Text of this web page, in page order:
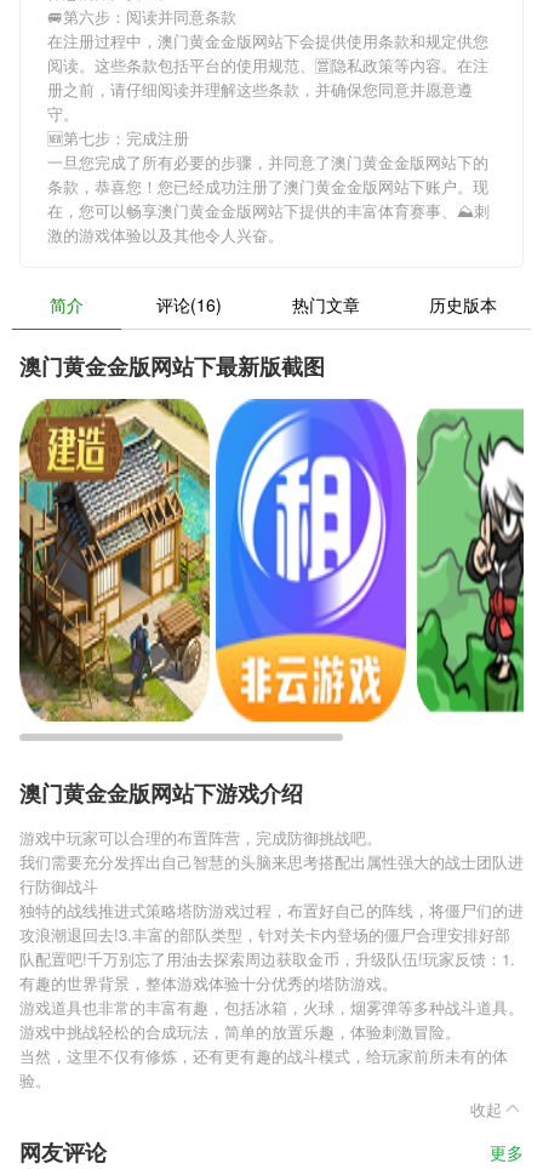
🚐第六步：阅读并同意条款
在注册过程中，澳门黄金金版网站下会提供使用条款和规定供您
阅读。这些条款包括平台的使用规范、🈺隐私政策等内容。在注
册之前，请仔细阅读并理解这些条款，并确保您同意并愿意遵
守。
🆕第七步：完成注册
一旦您完成了所有必要的步骤，并同意了澳门黄金金版网站下的
条款，恭喜您！您已经成功注册了澳门黄金金版网站下账户。现
在，您可以畅享澳门黄金金版网站下提供的丰富体育赛事、⛰刺
激的游戏体验以及其他令人兴奋。
简介 评论(16) 热门文章 历史版本
澳门黄金金版网站下最新版截图
澳门黄金金版网站下游戏介绍
游戏中玩家可以合理的布置阵营，完成防御挑战吧。
我们需要充分发挥出自己智慧的头脑来思考搭配出属性强大的战士团队进
行防御战斗
独特的战线推进式策略塔防游戏过程，布置好自己的阵线，将僵尸们的进
攻浪潮退回去!3.丰富的部队类型，针对关卡内登场的僵尸合理安排好部
队配置吧!千万别忘了用油去探索周边获取金币，升级队伍!玩家反馈：1.
有趣的世界背景，整体游戏体验十分优秀的塔防游戏。
游戏道具也非常的丰富有趣，包括冰箱，火球，烟雾弹等多种战斗道具。
游戏中挑战轻松的合成玩法，简单的放置乐趣，体验刺激冒险。
当然，这里不仅有修炼，还有更有趣的战斗模式，给玩家前所未有的体
验。
收起
网友评论 更多